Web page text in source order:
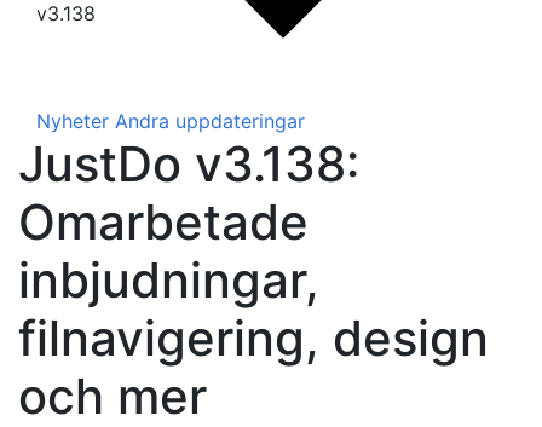
v3.138
Nyheter Andra uppdateringar
JustDo v3.138:
Omarbetade
inbjudningar,
filnavigering, design
och mer